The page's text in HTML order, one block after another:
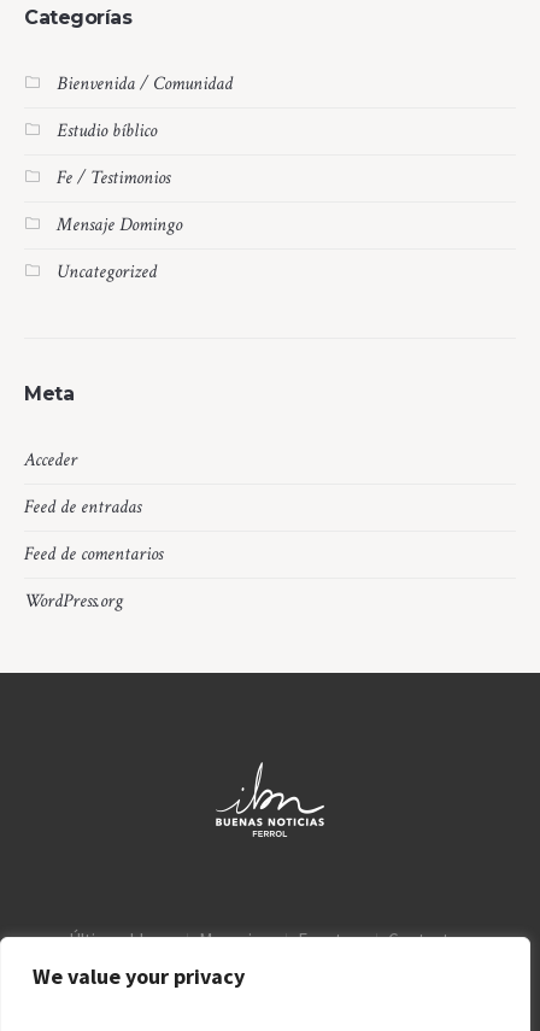
We value your privacy
Categorías
Bienvenida / Comunidad
Estudio bíblico
Fe / Testimonios
Mensaje Domingo
Uncategorized
Meta
Acceder
Feed de entradas
Feed de comentarios
WordPress.org
Últimos blogs Mensajes Eventos
Contacto
Aviso Legal